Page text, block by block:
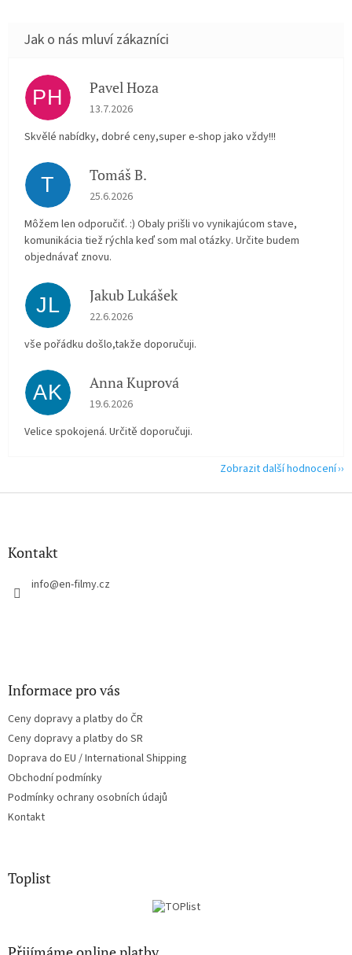
PH Pavel Hoza
Hodnocení obchodu je 5 z 5 hvězdiček.
13.7.2026
Skvělé nabídky, dobré ceny,super e-shop jako vždy!!!
T Tomáš B.
Hodnocení obchodu je 5 z 5 hvězdiček.
25.6.2026
Môžem len odporučiť. :) Obaly prišli vo vynikajúcom stave,
komunikácia tiež rýchla keď som mal otázky. Určite budem
objednávať znovu.
JL Jakub Lukášek
Hodnocení obchodu je 5 z 5 hvězdiček.
22.6.2026
vše pořádku došlo,takže doporučuji.
AK Anna Kuprová
Hodnocení obchodu je 5 z 5 hvězdiček.
19.6.2026
Velice spokojená. Určitě doporučuji.
Zobrazit další hodnocení
Z
Kontakt
info@en-filmy.cz
Informace pro vás
Ceny dopravy a platby do ČR
Ceny dopravy a platby do SR
Doprava do EU / International Shipping
Obchodní podmínky
Podmínky ochrany osobních údajů
Kontakt
Toplist